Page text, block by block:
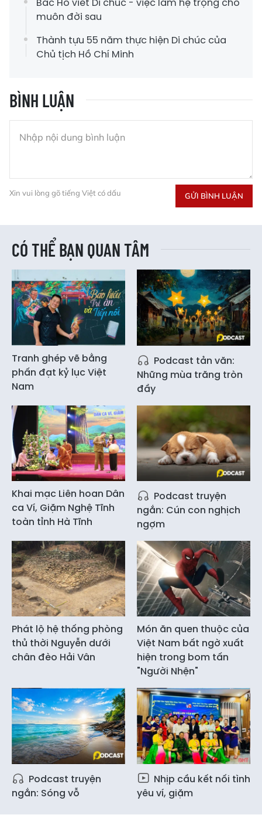
Bác Hồ viết Di chúc - việc làm hệ trọng cho
muôn đời sau
Thành tựu 55 năm thực hiện Di chúc của
Chủ tịch Hồ Chí Minh
BÌNH LUẬN
Xin vui lòng gõ tiếng Việt có dấu GỬI BÌNH LUẬN
CÓ THỂ BẠN QUAN TÂM
Tranh ghép vẽ bằng
phấn đạt kỷ lục Việt
Nam
Podcast tản văn:
Những mùa trăng tròn
đầy
Khai mạc Liên hoan Dân
ca Ví, Giặm Nghệ Tĩnh
toàn tỉnh Hà Tĩnh
Podcast truyện
ngắn: Cún con nghịch
ngợm
Phát lộ hệ thống phòng
thủ thời Nguyễn dưới
chân đèo Hải Vân
Món ăn quen thuộc của
Việt Nam bất ngờ xuất
hiện trong bom tấn
"Người Nhện"
Podcast truyện
ngắn: Sóng vỗ
Nhịp cầu kết nối tình
yêu ví, giặm